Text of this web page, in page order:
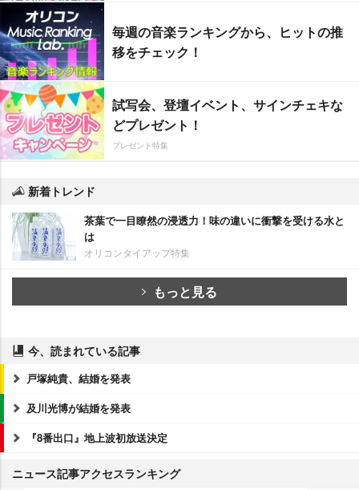
毎週の音楽ランキングから、ヒットの推
移をチェック！
試写会、登壇イベント、サインチェキな
どプレゼント！
プレゼント特集
新着トレンド
茶葉で一目瞭然の浸透力！味の違いに衝撃を受ける水と
は
オリコンタイアップ特集
もっと見る
今、読まれている記事
戸塚純貴、結婚を発表
及川光博が結婚を発表
『8番出口』地上波初放送決定
ニュース記事アクセスランキング